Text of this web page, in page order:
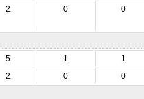
2 0 0
5 1
1
2 0
0